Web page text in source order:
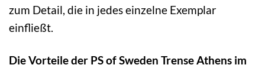
zum Detail, die in jedes einzelne Exemplar
einfließt.
Die Vorteile der PS of Sweden Trense Athens im